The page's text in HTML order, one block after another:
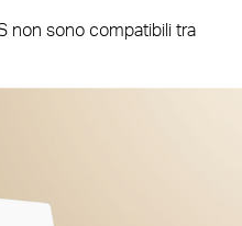
non sono compatibili tra